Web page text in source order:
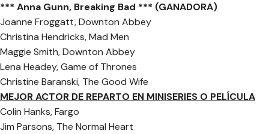
*** Anna Gunn, Breaking Bad *** (GANADORA)
Joanne Froggatt, Downton Abbey
Christina Hendricks, Mad Men
Maggie Smith, Downton Abbey
Lena Headey, Game of Thrones
Christine Baranski, The Good Wife
MEJOR ACTOR DE REPARTO EN MINISERIES O PELÍCULA
Colin Hanks, Fargo
Jim Parsons, The Normal Heart